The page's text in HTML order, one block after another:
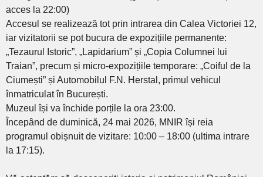
acces la 22:00)
Accesul se realizează tot prin intrarea din Calea Victoriei 12,
iar vizitatorii se pot bucura de expozițiile permanente:
„Tezaurul Istoric”, „Lapidarium” și „Copia Columnei lui
Traian”, precum și micro-expozițiile temporare: „Coiful de la
Ciumești” și Automobilul F.N. Herstal, primul vehicul
înmatriculat în București.
Muzeul își va închide porțile la ora 23:00.
Începând de duminică, 24 mai 2026, MNIR își reia
programul obișnuit de vizitare: 10:00 – 18:00 (ultima intrare
la 17:15).